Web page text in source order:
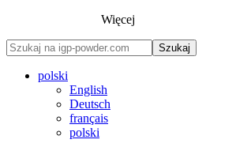
Więcej
Szukaj
polski
English
Deutsch
français
polski